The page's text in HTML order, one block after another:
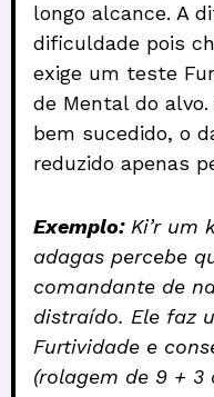
longo alcance. A
dificuldade pois
exige um teste
de Mental do
bem sucedido, o
reduzido apenas
Exemplo:Ki’r um
adagas percebe
comandante de
distraído. Ele faz
Furtividade e
(rolagem de 9 + 3